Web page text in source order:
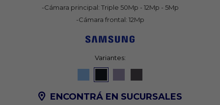
-Cámara principal: Triple 50Mp - 12Mp - 5Mp
-Cámara frontal: 12Mp
Variantes:
ENCONTRÁ EN SUCURSALES